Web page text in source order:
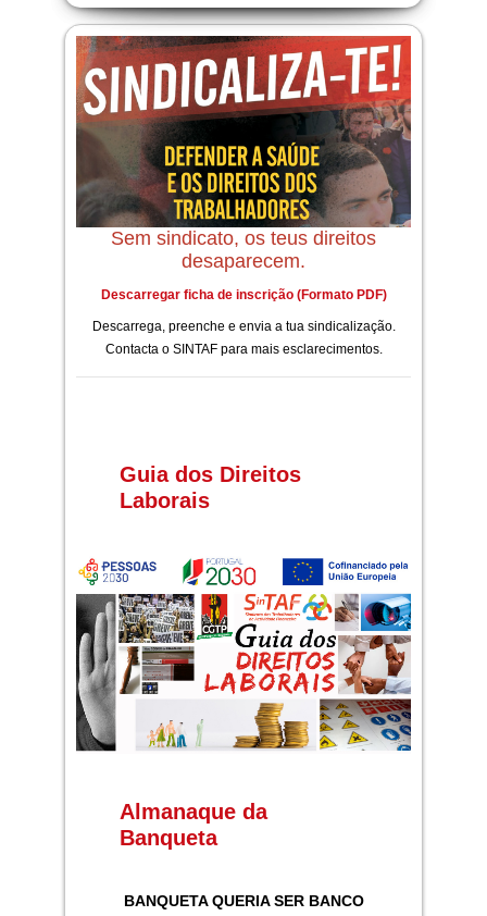
Sem sindicato, os teus direitos
desaparecem.
Descarregar ficha de inscrição (Formato PDF)
Descarrega, preenche e envia a tua sindicalização.
Contacta o SINTAF para mais esclarecimentos.
Guia dos Direitos
Laborais
Almanaque da
Banqueta
BANQUETA QUERIA SER BANCO